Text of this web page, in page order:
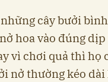
cây bưởi
hoa vào đúng dịp
vì chơi quả thì họ
nở thường kéo